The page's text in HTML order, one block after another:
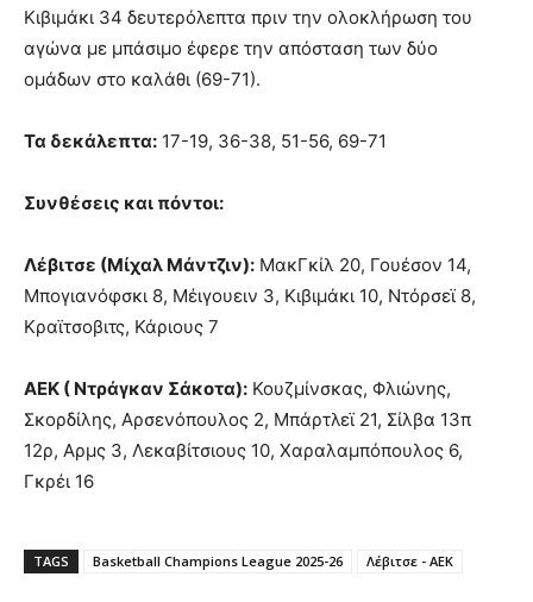
Κιβιμάκι 34 δευτερόλεπτα πριν την ολοκλήρωση του
αγώνα με μπάσιμο έφερε την απόσταση των δύο
ομάδων στο καλάθι (69-71).
Τα δεκάλεπτα: 17-19, 36-38, 51-56, 69-71
Συνθέσεις και πόντοι:
Λέβιτσε (Μίχαλ Μάντζιν): ΜακΓκίλ 20, Γουέσον 14,
Μπογιανόφσκι 8, Μέιγουειν 3, Κιβιμάκι 10, Ντόρσεϊ 8,
Κραϊτσοβιτς, Κάριους 7
ΑΕΚ ( Ντράγκαν Σάκοτα): Κουζμίνσκας, Φλιώνης,
Σκορδίλης, Αρσενόπουλος 2, Μπάρτλεϊ 21, Σίλβα 13π
12ρ, Αρμς 3, Λεκαβίτσιους 10, Χαραλαμπόπουλος 6,
Γκρέι 16
TAGS Basketball Champions League 2025-26 Λέβιτσε - ΑΕΚ